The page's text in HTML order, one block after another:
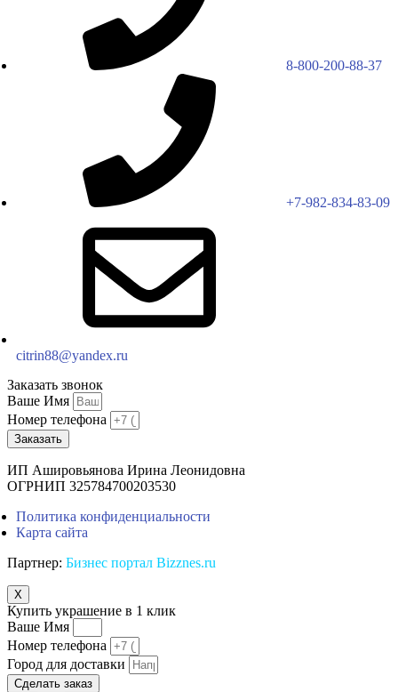
8-800-200-88-37
+7-982-834-83-09
citrin88@yandex.ru
Заказать звонок
Ваше Имя
Номер телефона
Заказать
ИП Ашировьянова Ирина Леонидовна
ОГРНИП 325784700203530
Политика конфиденциальности
Карта сайта
Партнер: Бизнес портал Bizznes.ru
X
Купить украшение в 1 клик
Ваше Имя
Номер телефона
Город для доставки
Сделать заказ